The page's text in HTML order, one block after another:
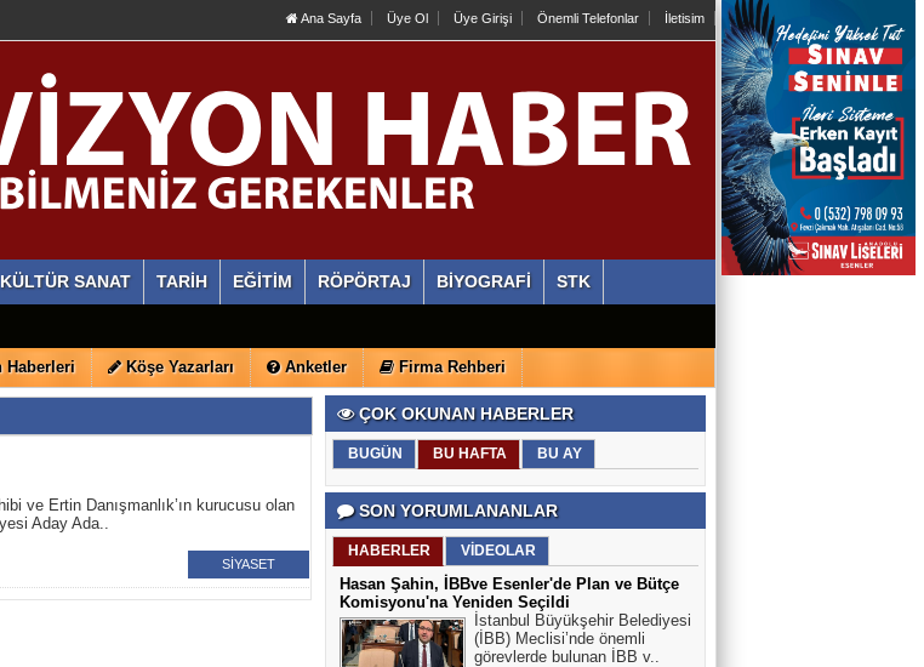
Ana Sayfa Üye Ol Üye Girişi Önemli Telefonlar İletisim
KÜLTÜR SANAT TARİH EĞİTİM RÖPÖRTAJ BİYOGRAFİ STK
Haberleri Köşe Yazarları Anketler Firma Rehberi
ve Ertin Danışmanlık’ın kurucusu olan
Aday Ada..
SİYASET
ÇOK OKUNAN HABERLER
BUGÜN BU HAFTA BU AY
SON YORUMLANANLAR
HABERLER VİDEOLAR
Hasan Şahin, İBBve Esenler'de Plan ve Bütçe
Komisyonu'na Yeniden Seçildi
İstanbul Büyükşehir Belediyesi
(İBB) Meclisi’nde önemli
görevlerde bulunan İBB v..